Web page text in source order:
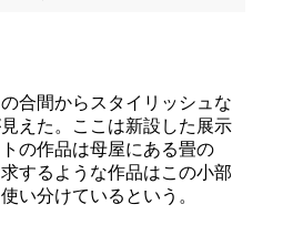
合間からスタイリッシュな
えた。ここは新設した展示
の作品は母屋にある畳の
するような作品はこの小部
い分けているという。